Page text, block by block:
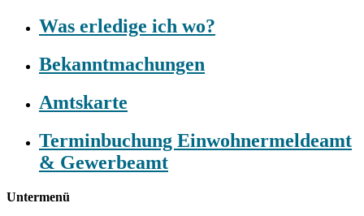
Was erledige ich wo?
Bekanntmachungen
Amtskarte
Terminbuchung Einwohnermeldeamt
& Gewerbeamt
Untermenü